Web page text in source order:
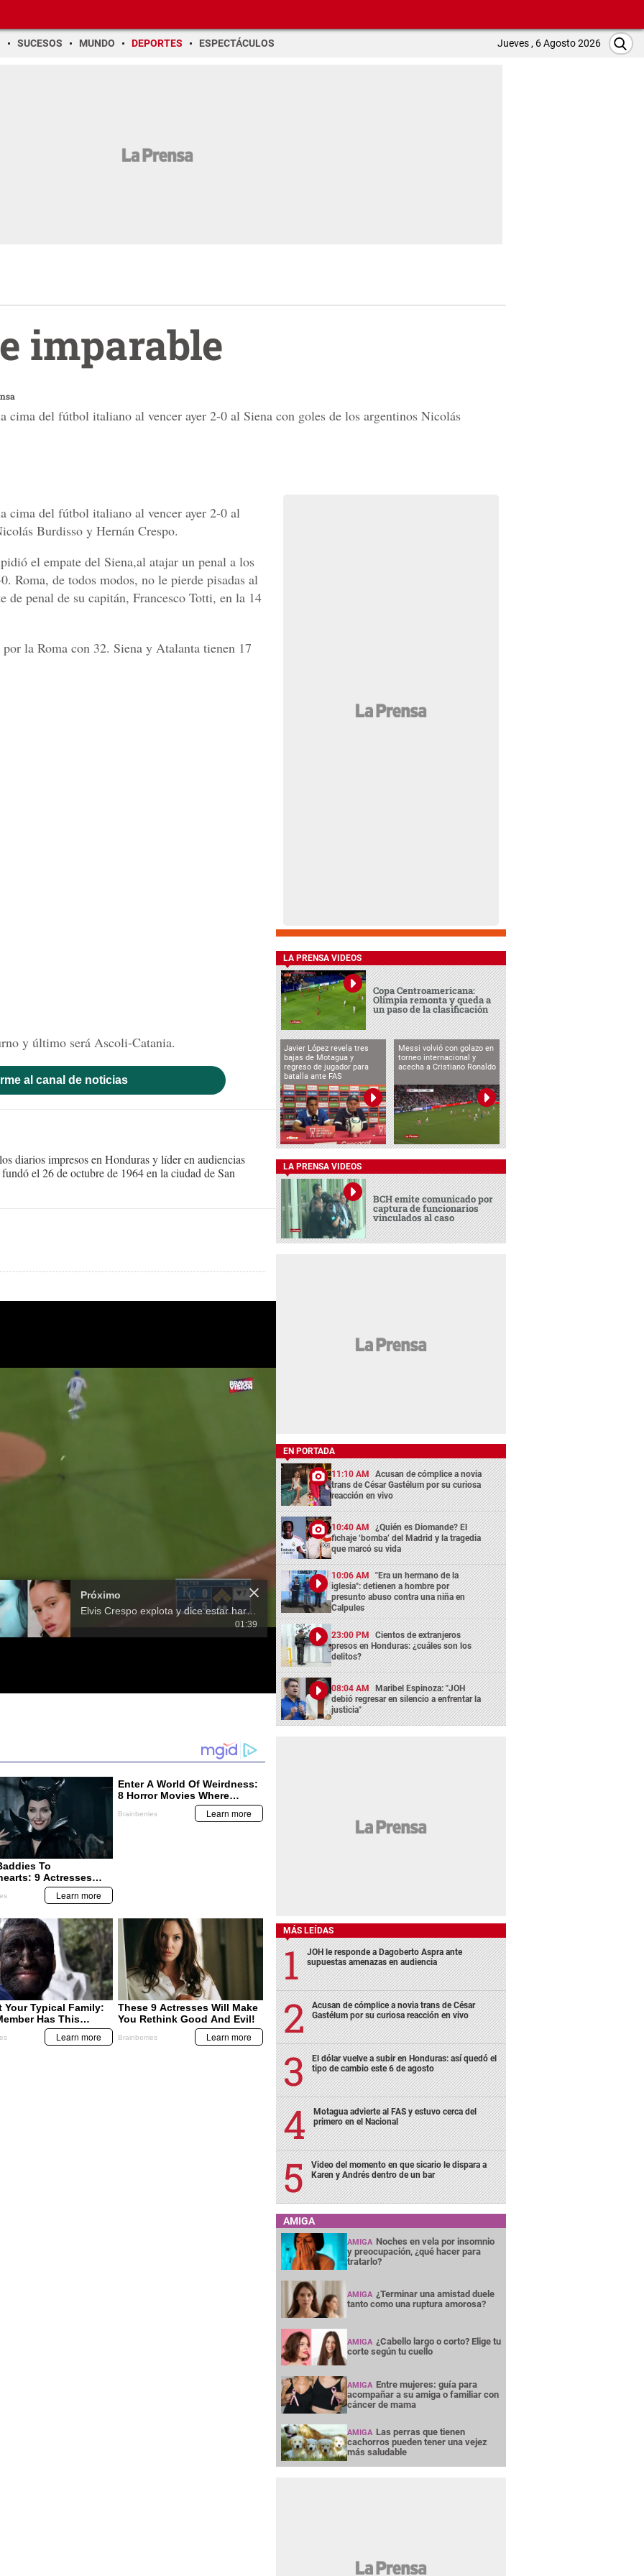
SUCESOS MUNDO DEPORTES ESPECTÁCULOS Jueves , 6 Agosto 2026
imparable
cima del fútbol italiano al vencer ayer 2-0 al Siena con goles de los argentinos Nicolás
cima del fútbol italiano al vencer ayer 2-0 al
Burdisso y Hernán Crespo.
el empate del Siena,al atajar un penal a los
Roma, de todos modos, no le pierde pisadas al
de penal de su capitán, Francesco Totti, en la 14
la Roma con 32. Siena y Atalanta tienen 17
y último será Ascoli-Catania.
al canal de noticias
diarios impresos en Honduras y líder en audiencias
el 26 de octubre de 1964 en la ciudad de San
Próximo
Elvis Crespo explota y dice estar harto de que lo comparen con Rosalía
01:39
LA PRENSA VIDEOS
Copa Centroamericana:
Olimpia remonta y queda a
un paso de la clasificación
Javier López revela tres
bajas de Motagua y
regreso de jugador para
batalla ante FAS
Messi volvió con golazo en
torneo internacional y
acecha a Cristiano Ronaldo
LA PRENSA VIDEOS
BCH emite comunicado por
captura de funcionarios
vinculados al caso
EN PORTADA
11:10 AM Acusan de cómplice a novia
trans de César Gastélum por su curiosa
reacción en vivo
10:40 AM ¿Quién es Diomande? El
fichaje ‘bomba’ del Madrid y la tragedia
que marcó su vida
10:06 AM "Era un hermano de la
iglesia": detienen a hombre por
presunto abuso contra una niña en
Calpules
23:00 PM Cientos de extranjeros
presos en Honduras: ¿cuáles son los
delitos?
08:04 AM Maribel Espinoza: "JOH
debió regresar en silencio a enfrentar la
justicia"
MÁS LEÍDAS
JOH le responde a Dagoberto Aspra ante
supuestas amenazas en audiencia
Acusan de cómplice a novia trans de César
Gastélum por su curiosa reacción en vivo
El dólar vuelve a subir en Honduras: así quedó el
tipo de cambio este 6 de agosto
Motagua advierte al FAS y estuvo cerca del
primero en el Nacional
Video del momento en que sicario le dispara a
Karen y Andrés dentro de un bar
AMIGA
AMIGA Noches en vela por insomnio
y preocupación, ¿qué hacer para
tratarlo?
AMIGA ¿Terminar una amistad duele
tanto como una ruptura amorosa?
AMIGA ¿Cabello largo o corto? Elige tu
corte según tu cuello
AMIGA Entre mujeres: guía para
acompañar a su amiga o familiar con
cáncer de mama
AMIGA Las perras que tienen
cachorros pueden tener una vejez
más saludable